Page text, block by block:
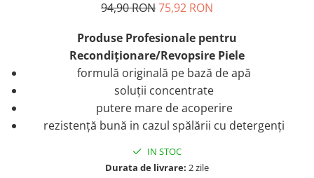
94,90 RON75,92 RON
Produse Profesionale pentru
Recondiționare/Revopsire Piele
formulă originală pe bază de apă
soluții concentrate
putere mare de acoperire
rezistență bună in cazul spălării cu detergenți
IN STOC
Durata de livrare: 2 zile